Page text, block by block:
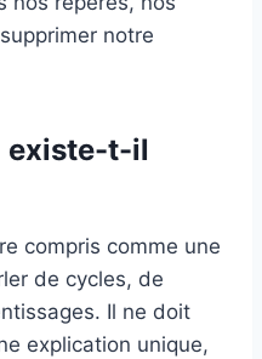
notre
existe-t-il
compris comme une
de cycles, de
Il ne doit
explication unique,